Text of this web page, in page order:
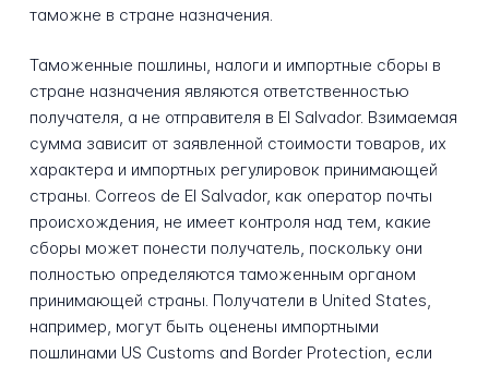
таможне в стране назначения.
Таможенные пошлины, налоги и импортные сборы в
стране назначения являются ответственностью
получателя, а не отправителя в El Salvador. Взимаемая
сумма зависит от заявленной стоимости товаров, их
характера и импортных регулировок принимающей
страны. Correos de El Salvador, как оператор почты
происхождения, не имеет контроля над тем, какие
сборы может понести получатель, поскольку они
полностью определяются таможенным органом
принимающей страны. Получатели в United States,
например, могут быть оценены импортными
пошлинами US Customs and Border Protection, если